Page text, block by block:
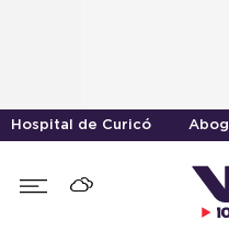
Hospital de Curicó